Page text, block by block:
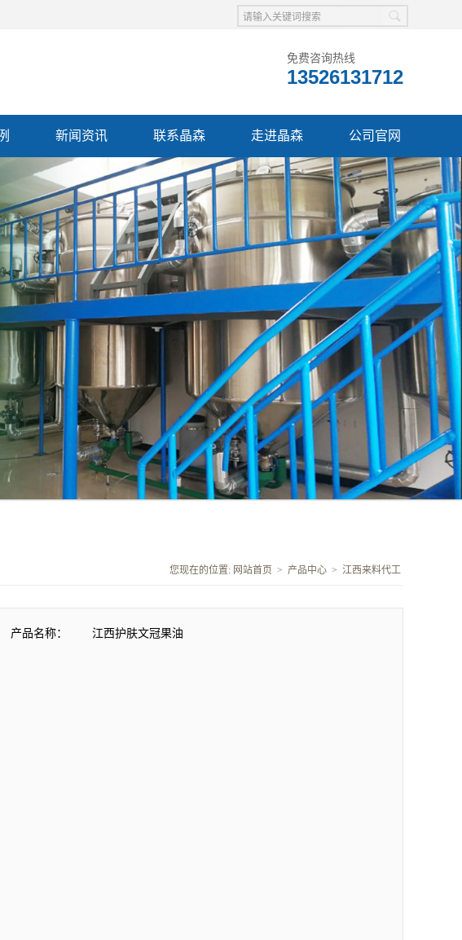
免费咨询热线
13526131712
新闻资讯 联系晶森 走进晶森 公司官网
您现在的位置: 网站首页 > 产品中心 > 江西来料代工
产品名称： 江西护肤文冠果油